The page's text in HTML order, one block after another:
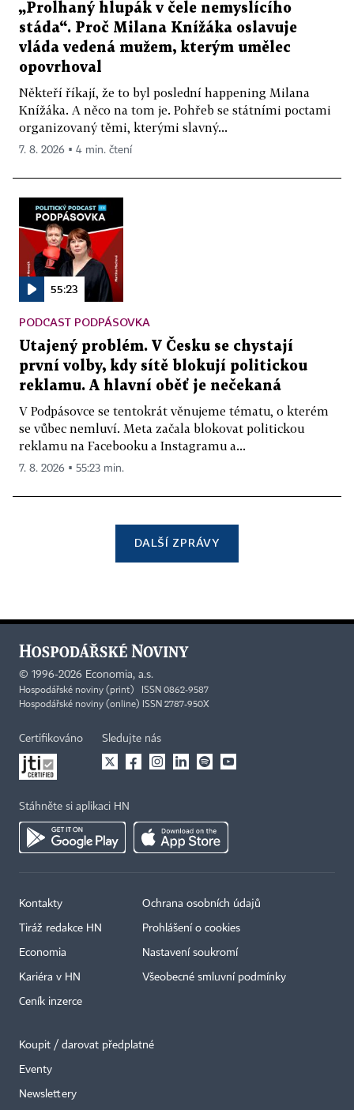
„Prolhaný hlupák v čele nemyslícího
stáda“. Proč Milana Knížáka oslavuje
vláda vedená mužem, kterým umělec
opovrhoval
Někteří říkají, že to byl poslední happening Milana
Knížáka. A něco na tom je. Pohřeb se státními poctami
organizovaný těmi, kterými slavný...
7. 8. 2026 ▪ 4 min. čtení
55:23
PODCAST PODPÁSOVKA
Utajený problém. V Česku se chystají
první volby, kdy sítě blokují politickou
reklamu. A hlavní oběť je nečekaná
V Podpásovce se tentokrát věnujeme tématu, o kterém
se vůbec nemluví. Meta začala blokovat politickou
reklamu na Facebooku a Instagramu a...
7. 8. 2026 ▪ 55:23 min.
DALŠÍ ZPRÁVY
© 1996-2026 Economia, a.s.
Hospodářské noviny (print) ISSN 0862-9587
Hospodářské noviny (online) ISSN 2787-950X
Certifikováno Sledujte nás
Stáhněte si aplikaci HN
Kontakty
Tiráž redakce HN
Economia
Kariéra v HN
Ceník inzerce
Ochrana osobních údajů
Prohlášení o cookies
Nastavení soukromí
Všeobecné smluvní podmínky
Koupit / darovat předplatné
Eventy
Newslettery